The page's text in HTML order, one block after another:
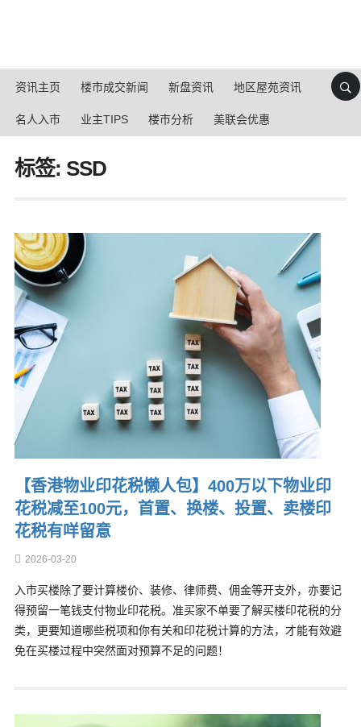
资讯主页 楼市成交新闻 新盘资讯 地区屋苑资讯
名人入市 业主TIPS 楼市分析 美联会优惠
标签: SSD
【香港物业印花税懒人包】400万以下物业印
花税减至100元，首置、换楼、投置、卖楼印
花税有咩留意
2026-03-20
入市买楼除了要计算楼价、装修、律师费、佣金等开支外，亦要记
得预留一笔钱支付物业印花税。准买家不单要了解买楼印花税的分
类，更要知道哪些税项和你有关和印花税计算的方法，才能有效避
免在买楼过程中突然面对预算不足的问题！